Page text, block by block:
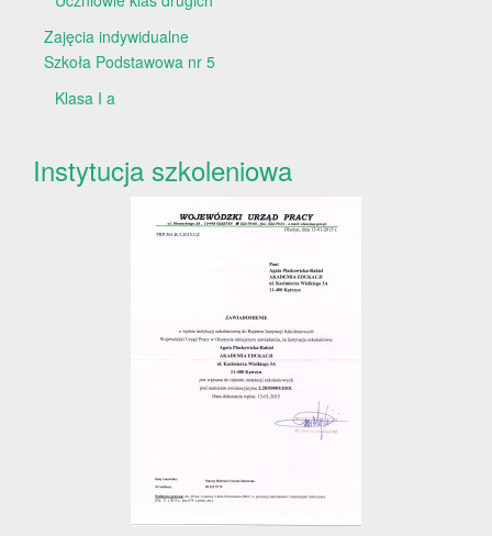
Zajęcia indywidualne
Szkoła Podstawowa nr 5
Klasa I a
Instytucja szkoleniowa